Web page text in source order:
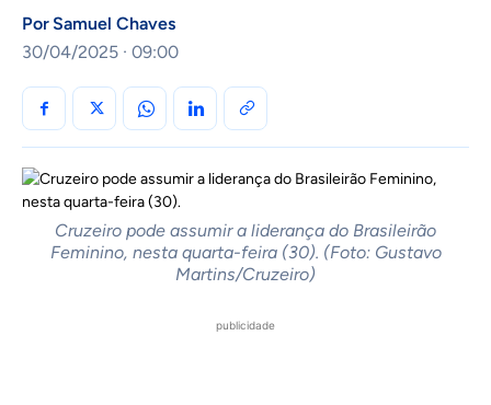
Por Samuel Chaves
30/04/2025 · 09:00
Cruzeiro pode assumir a liderança do Brasileirão
Feminino, nesta quarta-feira (30). (Foto: Gustavo
Martins/Cruzeiro)
publicidade